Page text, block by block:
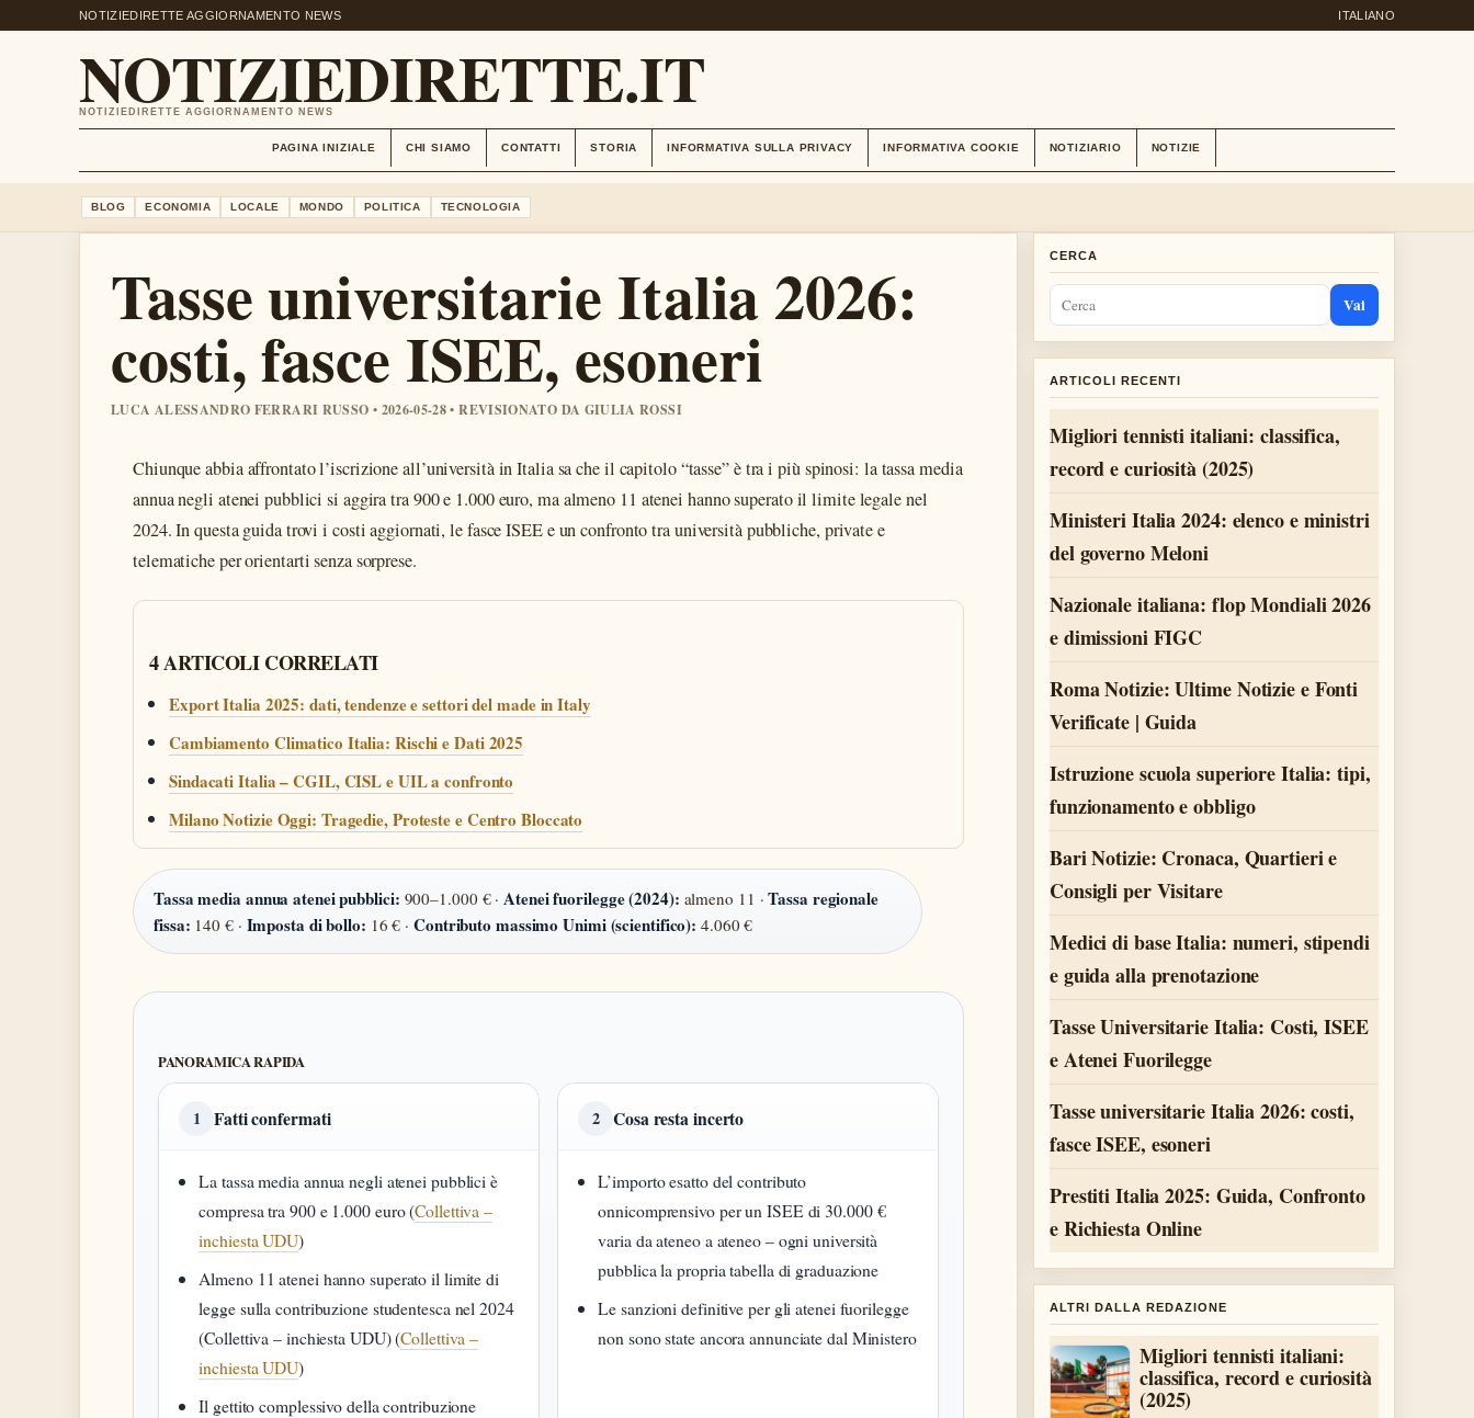
NOTIZIEDIRETTE AGGIORNAMENTO NEWS ITALIANO
NOTIZIEDIRETTE.IT
NOTIZIEDIRETTE AGGIORNAMENTO NEWS
PAGINA INIZIALE CHI SIAMO CONTATTI STORIA INFORMATIVA SULLA PRIVACY INFORMATIVA COOKIE NOTIZIARIO NOTIZIE
BLOG ECONOMIA LOCALE MONDO POLITICA TECNOLOGIA
Tasse universitarie Italia 2026:
costi, fasce ISEE, esoneri
LUCA ALESSANDRO FERRARI RUSSO • 2026-05-28 • REVISIONATO DA GIULIA ROSSI
Chiunque abbia affrontato l’iscrizione all’università in Italia sa che il capitolo “tasse” è tra i più spinosi: la tassa media
annua negli atenei pubblici si aggira tra 900 e 1.000 euro, ma almeno 11 atenei hanno superato il limite legale nel
2024. In questa guida trovi i costi aggiornati, le fasce ISEE e un confronto tra università pubbliche, private e
telematiche per orientarti senza sorprese.
4 ARTICOLI CORRELATI
Export Italia 2025: dati, tendenze e settori del made in Italy
Cambiamento Climatico Italia: Rischi e Dati 2025
Sindacati Italia – CGIL, CISL e UIL a confronto
Milano Notizie Oggi: Tragedie, Proteste e Centro Bloccato
Tassa media annua atenei pubblici: 900–1.000 € ·Atenei fuorilegge (2024): almeno 11 ·Tassa regionale
fissa: 140 € · Imposta di bollo: 16 € ·Contributo massimo Unimi (scientifico): 4.060 €
PANORAMICA RAPIDA
1 Fatti confermati
La tassa media annua negli atenei pubblici è
compresa tra 900 e 1.000 euro (Collettiva –
inchiesta UDU)
Almeno 11 atenei hanno superato il limite di
legge sulla contribuzione studentesca nel 2024
(Collettiva – inchiesta UDU) (Collettiva –
inchiesta UDU)
Il gettito complessivo della contribuzione
2 Cosa resta incerto
L’importo esatto del contributo
onnicomprensivo per un ISEE di 30.000 €
varia da ateneo a ateneo – ogni università
pubblica la propria tabella di graduazione
Le sanzioni definitive per gli atenei fuorilegge
non sono state ancora annunciate dal Ministero
CERCA
Vai
ARTICOLI RECENTI
Migliori tennisti italiani: classifica,
record e curiosità (2025)
Ministeri Italia 2024: elenco e ministri
del governo Meloni
Nazionale italiana: flop Mondiali 2026
e dimissioni FIGC
Roma Notizie: Ultime Notizie e Fonti
Verificate | Guida
Istruzione scuola superiore Italia: tipi,
funzionamento e obbligo
Bari Notizie: Cronaca, Quartieri e
Consigli per Visitare
Medici di base Italia: numeri, stipendi
e guida alla prenotazione
Tasse Universitarie Italia: Costi, ISEE
e Atenei Fuorilegge
Tasse universitarie Italia 2026: costi,
fasce ISEE, esoneri
Prestiti Italia 2025: Guida, Confronto
e Richiesta Online
ALTRI DALLA REDAZIONE
Migliori tennisti italiani:
classifica, record e curiosità
(2025)